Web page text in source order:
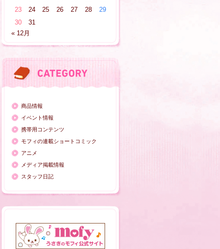
23
24 25 26 27 28
29
30
31
« 12月
商品情報
イベント情報
携帯用コンテンツ
モフィの連載ショートコミック
アニメ
メディア掲載情報
スタッフ日記